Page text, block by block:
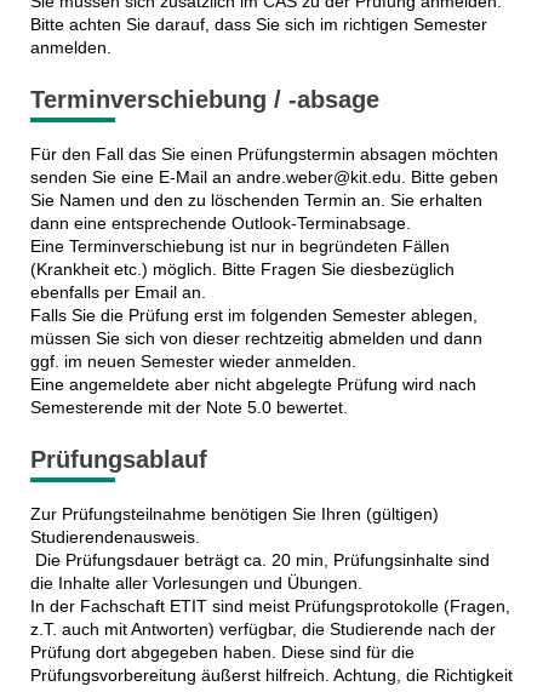
Bitte achten Sie darauf, dass Sie sich im richtigen Semester
anmelden.
Terminverschiebung / -absage
Für den Fall das Sie einen Prüfungstermin absagen möchten
senden Sie eine E-Mail an andre.weber@kit.edu. Bitte geben
Sie Namen und den zu löschenden Termin an. Sie erhalten
dann eine entsprechende Outlook-Terminabsage.
Eine Terminverschiebung ist nur in begründeten Fällen
(Krankheit etc.) möglich. Bitte Fragen Sie diesbezüglich
ebenfalls per Email an.
Falls Sie die Prüfung erst im folgenden Semester ablegen,
müssen Sie sich von dieser rechtzeitig abmelden und dann
ggf. im neuen Semester wieder anmelden.
Eine angemeldete aber nicht abgelegte Prüfung wird nach
Semesterende mit der Note 5.0 bewertet.
Prüfungsablauf
Zur Prüfungsteilnahme benötigen Sie Ihren (gültigen)
Studierendenausweis.
Die Prüfungsdauer beträgt ca. 20 min, Prüfungsinhalte sind
die Inhalte aller Vorlesungen und Übungen.
In der Fachschaft ETIT sind meist Prüfungsprotokolle (Fragen,
z.T. auch mit Antworten) verfügbar, die Studierende nach der
Prüfung dort abgegeben haben. Diese sind für die
Prüfungsvorbereitung äußerst hilfreich. Achtung, die Richtigkeit